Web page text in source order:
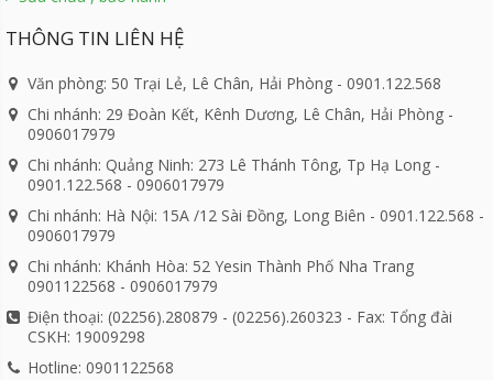
THÔNG TIN LIÊN HỆ
Văn phòng: 50 Trại Lẻ, Lê Chân, Hải Phòng - 0901.122.568
Chi nhánh: 29 Đoàn Kết, Kênh Dương, Lê Chân, Hải Phòng -
0906017979
Chi nhánh: Quảng Ninh: 273 Lê Thánh Tông, Tp Hạ Long -
0901.122.568 - 0906017979
Chi nhánh: Hà Nội: 15A /12 Sài Đồng, Long Biên - 0901.122.568 -
0906017979
Chi nhánh: Khánh Hòa: 52 Yesin Thành Phố Nha Trang
0901122568 - 0906017979
Điện thoại: (02256).280879 - (02256).260323 - Fax: Tổng đài
CSKH: 19009298
Hotline: 0901122568